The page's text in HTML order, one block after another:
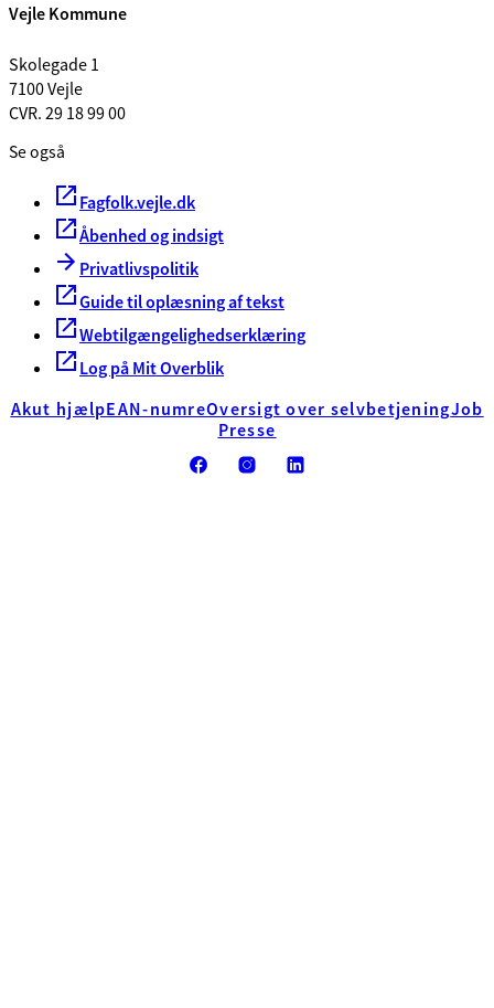
Vejle Kommune
Skolegade 1
7100 Vejle
CVR. 29 18 99 00
Se også
Fagfolk.vejle.dk
Åbenhed og indsigt
Privatlivspolitik
Guide til oplæsning af tekst
Webtilgængelighedserklæring
Log på Mit Overblik
Akut hjælpEAN-numreOversigt over selvbetjeningJob
Presse